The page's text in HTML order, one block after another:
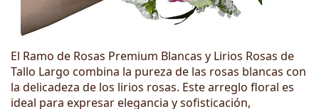
El Ramo de Rosas Premium Blancas y Lirios Rosas de
Tallo Largo combina la pureza de las rosas blancas con
la delicadeza de los lirios rosas. Este arreglo floral es
ideal para expresar elegancia y sofisticación,